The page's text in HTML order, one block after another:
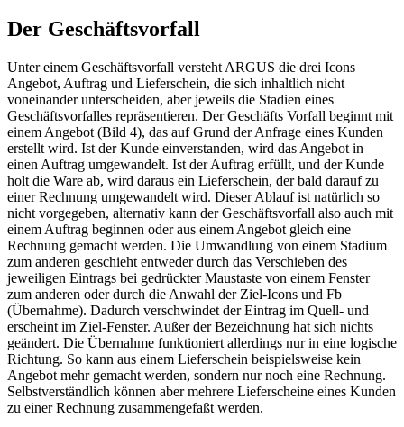
Der Geschäftsvorfall
Unter einem Geschäftsvorfall versteht ARGUS die drei Icons
Angebot, Auftrag und Lieferschein, die sich inhaltlich nicht
voneinander unterscheiden, aber jeweils die Stadien eines
Geschäftsvorfalles repräsentieren. Der Geschäfts Vorfall beginnt mit
einem Angebot (Bild 4), das auf Grund der Anfrage eines Kunden
erstellt wird. Ist der Kunde einverstanden, wird das Angebot in
einen Auftrag umgewandelt. Ist der Auftrag erfüllt, und der Kunde
holt die Ware ab, wird daraus ein Lieferschein, der bald darauf zu
einer Rechnung umgewandelt wird. Dieser Ablauf ist natürlich so
nicht vorgegeben, alternativ kann der Geschäftsvorfall also auch mit
einem Auftrag beginnen oder aus einem Angebot gleich eine
Rechnung gemacht werden. Die Umwandlung von einem Stadium
zum anderen geschieht entweder durch das Verschieben des
jeweiligen Eintrags bei gedrückter Maustaste von einem Fenster
zum anderen oder durch die Anwahl der Ziel-Icons und Fb
(Übernahme). Dadurch verschwindet der Eintrag im Quell- und
erscheint im Ziel-Fenster. Außer der Bezeichnung hat sich nichts
geändert. Die Übernahme funktioniert allerdings nur in eine logische
Richtung. So kann aus einem Lieferschein beispielsweise kein
Angebot mehr gemacht werden, sondern nur noch eine Rechnung.
Selbstverständlich können aber mehrere Lieferscheine eines Kunden
zu einer Rechnung zusammengefaßt werden.